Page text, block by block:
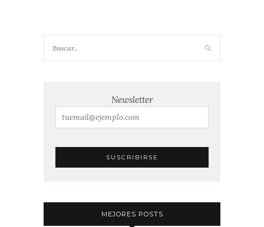
Newsletter
MEJORES POSTS